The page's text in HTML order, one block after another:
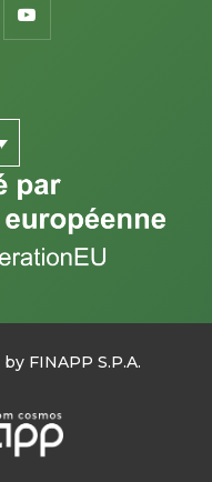
youtube
by FINAPP S.P.A.